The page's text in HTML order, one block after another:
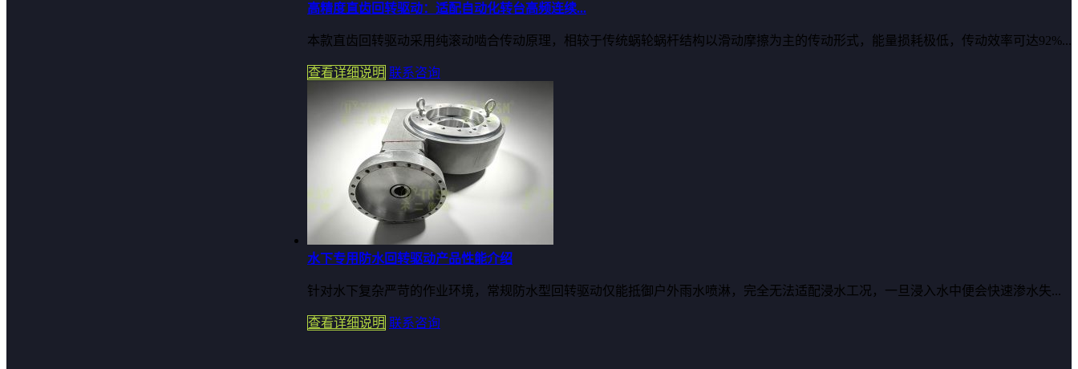
高精度直齿回转驱动：适配自动化转台高频连续...
本款直齿回转驱动采用纯滚动啮合传动原理，相较于传统蜗轮蜗杆结构以滑动摩擦为主的传动形式，能量损耗极低，传动效率可达92%...
查看详细说明 联系咨询
水下专用防水回转驱动产品性能介绍
针对水下复杂严苛的作业环境，常规防水型回转驱动仅能抵御户外雨水喷淋，完全无法适配浸水工况，一旦浸入水中便会快速渗水失...
查看详细说明 联系咨询